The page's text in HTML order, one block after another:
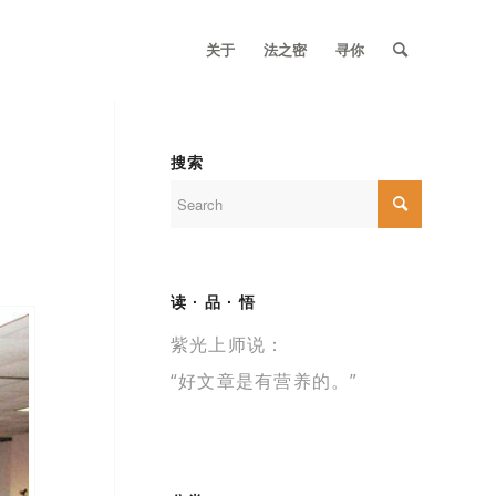
关于 法之密 寻你
搜索
读 · 品 · 悟
紫光上师说：
“好文章是有营养的。”